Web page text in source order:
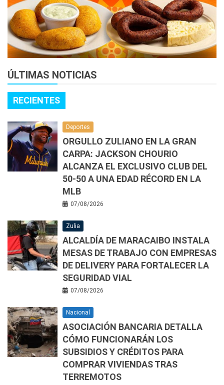
ÚLTIMAS NOTICIAS
RECIENTES
Deportes
ORGULLO ZULIANO EN LA GRAN
CARPA: JACKSON CHOURIO
ALCANZA EL EXCLUSIVO CLUB DEL
50-50 A UNA EDAD RÉCORD EN LA
MLB
07/08/2026
Zulia
ALCALDÍA DE MARACAIBO INSTALA
MESAS DE TRABAJO CON EMPRESAS
DE DELIVERY PARA FORTALECER LA
SEGURIDAD VIAL
07/08/2026
Nacional
ASOCIACIÓN BANCARIA DETALLA
CÓMO FUNCIONARÁN LOS
SUBSIDIOS Y CRÉDITOS PARA
COMPRAR VIVIENDAS TRAS
TERREMOTOS